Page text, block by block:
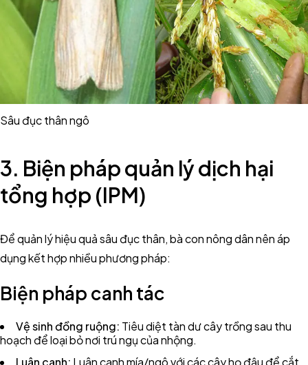
Sâu đục thân ngô
3. Biện pháp quản lý dịch hại
tổng hợp (IPM)
Để quản lý hiệu quả sâu đục thân, bà con nông dân nên áp
dụng kết hợp nhiều phương pháp:
Biện pháp canh tác
Vệ sinh đồng ruộng: Tiêu diệt tàn dư cây trồng sau thu
hoạch để loại bỏ nơi trú ngụ của nhộng.
Luân canh: Luân canh mía/ngô với các cây họ đậu để cắt